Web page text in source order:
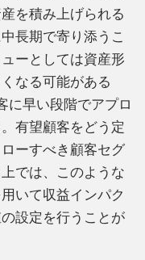
を積み上げられる
長期で寄り添うこ
ーとしては資産形
なる可能がある
に早い段階でアプロ
有望顧客をどう定
ーすべき顧客セグ
では、このような
いて収益インパク
設定を行うことが